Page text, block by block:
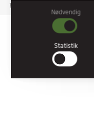
Nødvendig
Nødvendige cookies
brugbar ved at
side-navigation og
Hjemmesiden kan ikke
Nødvendig
Statistik
Website: Co3